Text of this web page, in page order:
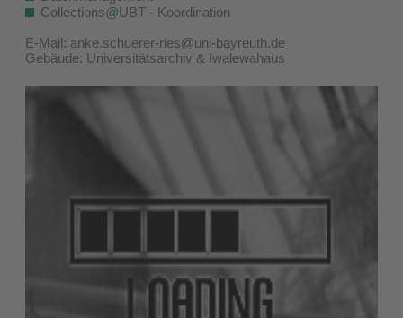
Collections@UBT - Koordination
E-Mail: anke.schuerer-ries@uni-bayreuth.de
Gebäude: Universitätsarchiv & Iwalewahaus